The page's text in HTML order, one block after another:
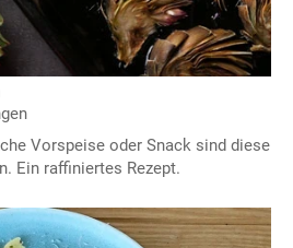
Vorspeise oder Snack sind diese
Ein raffiniertes Rezept.